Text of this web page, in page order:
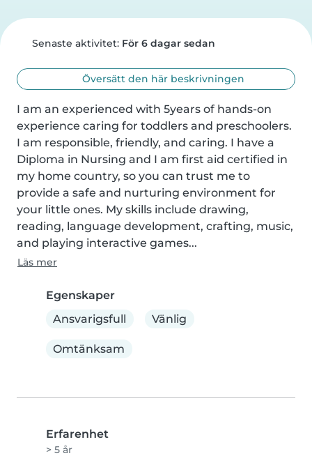
Senaste aktivitet: För 6 dagar sedan
Översätt den här beskrivningen
I am an experienced with 5years of hands-on
experience caring for toddlers and preschoolers.
I am responsible, friendly, and caring. I have a
Diploma in Nursing and I am first aid certified in
my home country, so you can trust me to
provide a safe and nurturing environment for
your little ones. My skills include drawing,
reading, language development, crafting, music,
and playing interactive games...
Läs mer
Egenskaper
Ansvarigsfull
Vänlig
Omtänksam
Erfarenhet
> 5 år